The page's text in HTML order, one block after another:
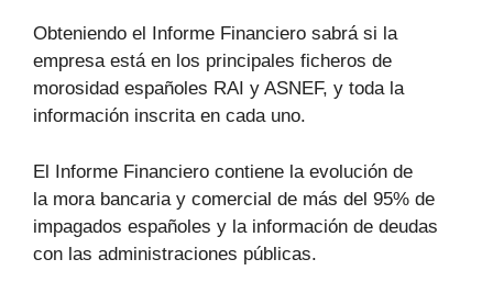
Obteniendo el Informe Financiero sabrá si la
empresa está en los principales ficheros de
morosidad españoles RAI y ASNEF, y toda la
información inscrita en cada uno.
El Informe Financiero contiene la evolución de
la mora bancaria y comercial de más del 95% de
impagados españoles y la información de deudas
con las administraciones públicas.